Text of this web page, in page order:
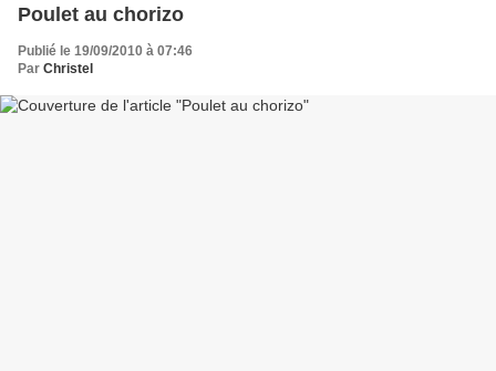
Poulet au chorizo
Publié le 19/09/2010 à 07:46
Par Christel